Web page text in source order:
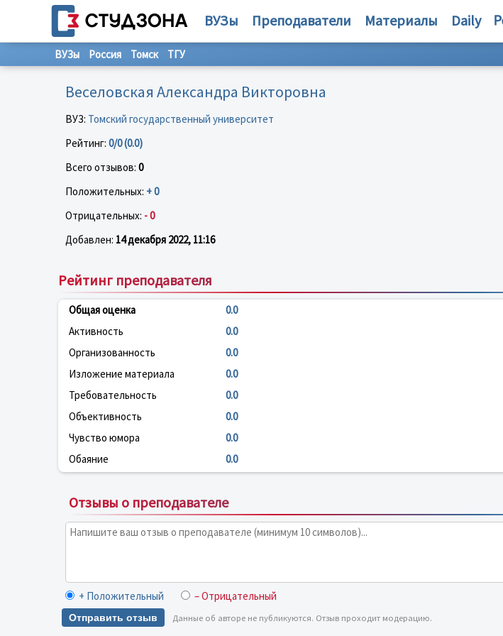
ВУЗы Преподаватели Материалы Daily
ВУЗы Россия Томск ТГУ
Веселовская Александра Викторовна
ВУЗ: Томский государственный университет
Рейтинг: 0/0 (0.0)
Всего отзывов: 0
Положительных: + 0
Отрицательных: - 0
Добавлен: 14 декабря 2022, 11:16
Рейтинг преподавателя
Общая оценка 0.0
Активность
0.0
Организованность
0.0
Изложение материала
0.0
Требовательность
0.0
Объективность
0.0
Чувство юмора
0.0
Обаяние
0.0
Отзывы о преподавателе
+ Положительный – Отрицательный
Отправить отзыв Данные об авторе не публикуются. Отзыв проходит модерацию.